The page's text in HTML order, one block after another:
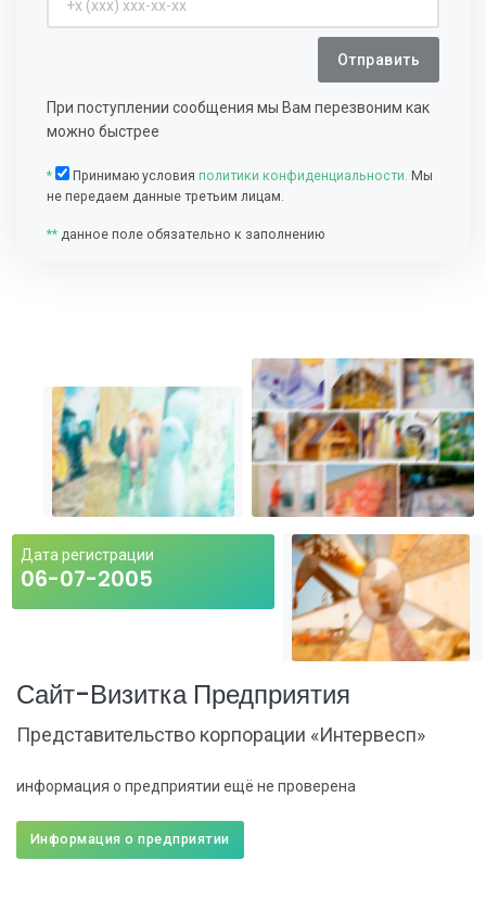
Отправить
При поступлении сообщения мы Вам перезвоним как
можно быстрее
* Принимаю условия политики конфиденциальности. Мы
не передаем данные третьим лицам.
** данное поле обязательно к заполнению
Дата регистрации
06-07-2005
Сайт-Визитка Предприятия
Представительство корпорации «Интервесп»
информация о предприятии ещё не проверена
Информация о предприятии